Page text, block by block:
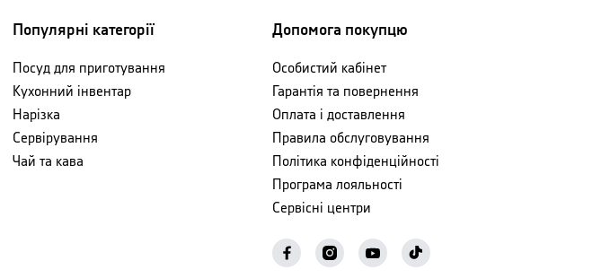
Популярні категорії
Посуд для приготування
Кухонний інвентар
Нарізка
Сервірування
Чай та кава
Допомога покупцю
Особистий кабінет
Гарантія та повернення
Оплата і доставлення
Правила обслуговування
Політика конфіденційності
Програма лояльності
Сервісні центри